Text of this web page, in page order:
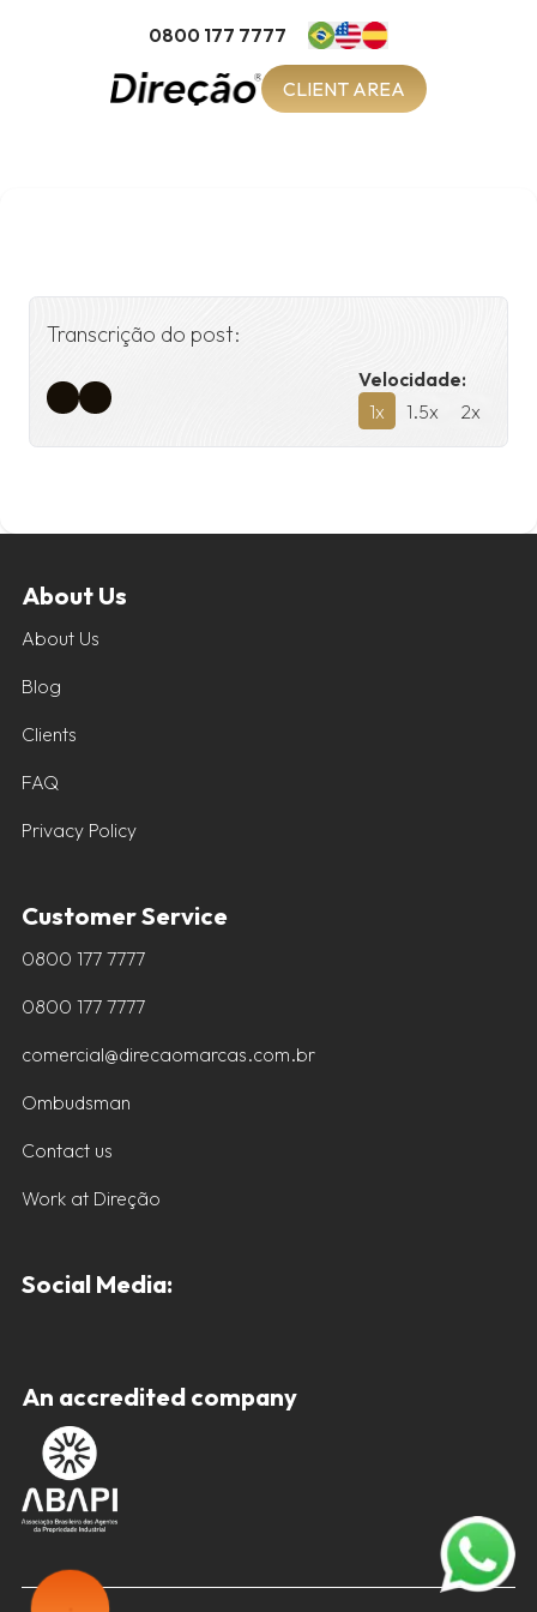
0800 177 7777
CLIENT AREA
Transcrição do post:
Velocidade:
1x 1.5x 2x
About Us
About Us
Blog
Clients
FAQ
Privacy Policy
Customer Service
0800 177 7777
0800 177 7777
comercial@direcaomarcas.com.br
Ombudsman
Contact us
Work at Direção
Social Media:
An accredited company